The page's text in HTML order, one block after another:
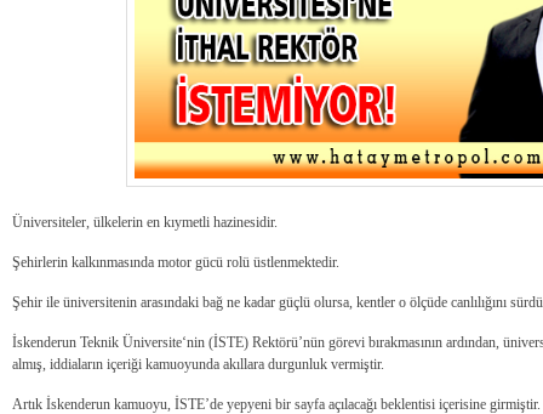
Üniversiteler, ülkelerin en kıymetli hazinesidir.
Şehirlerin kalkınmasında motor gücü rolü üstlenmektedir.
Şehir ile üniversitenin arasındaki bağ ne kadar güçlü olursa, kentler o ölçüde canlılığını
İskenderun Teknik Üniversite‘nin (İSTE) Rektörü’nün görevi bırakmasının ardından,
almış, iddiaların içeriği kamuoyunda akıllara durgunluk vermiştir.
Artık İskenderun kamuoyu, İSTE’de yepyeni bir sayfa açılacağı beklentisi içerisine girmiştir.